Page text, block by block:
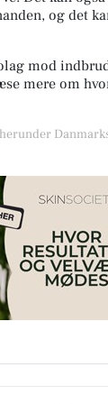
og det
mod
mere om